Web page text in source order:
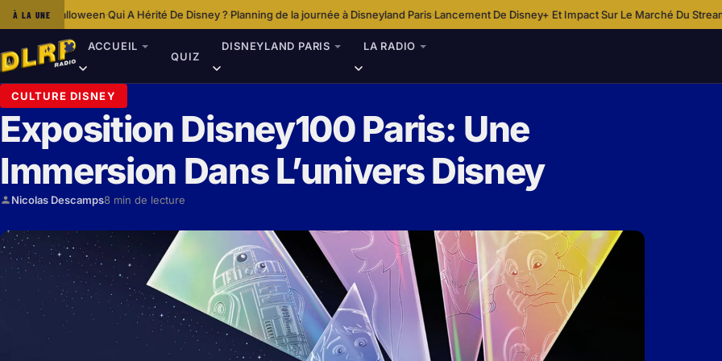
À LA UNE
· Qui A Hérité De Disney ?·Planning de la journée à Disneyland Paris ·Lancement De Disney+ Et Impact Sur Le Marché Du Streaming De Disney·
ACCUEIL
QUIZ
DISNEYLAND PARIS LA RADIO
CULTURE DISNEY
Exposition Disney100 Paris: Une
Immersion Dans L’univers Disney
Nicolas Descamps8 min de lecture